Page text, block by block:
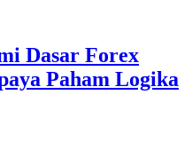
Dasar Forex
Paham Logika